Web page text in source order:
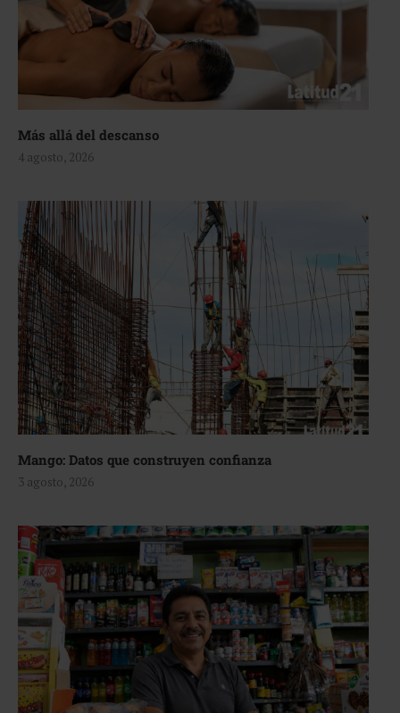
Más allá del descanso
4 agosto, 2026
Mango: Datos que construyen confianza
3 agosto, 2026